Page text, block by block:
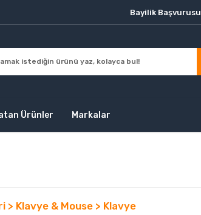
Bayilik Başvurusu
Ürünler Markalar
Klavye & Mouse > Klavye